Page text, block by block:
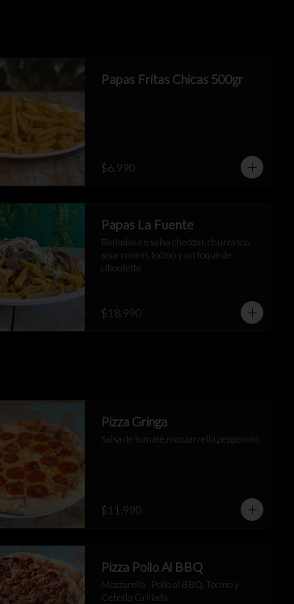
Papas Fritas Chicas 500gr
$6.990
Papas La Fuente
Bañadas en salsa cheddar, churrasco,
sour cream, tocino y un toque de
ciboulette
$18.990
Pizza Gringa
Salsa de tomate,mozzarrella,pepperoni
$11.990
Pizza Pollo Al BBQ
Mozzarella , Pollo al BBQ, Tocino y
Cebolla Grillada